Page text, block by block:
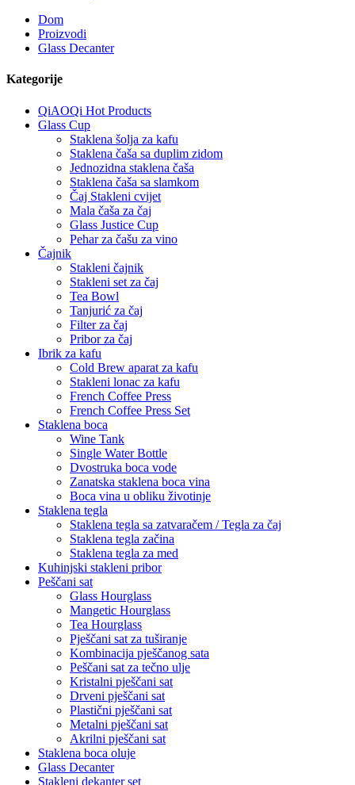
Dom
Proizvodi
Glass Decanter
Kategorije
QiAOQi Hot Products
Glass Cup
Staklena šolja za kafu
Staklena čaša sa duplim zidom
Jednozidna staklena čaša
Staklena čaša sa slamkom
Čaj Stakleni cvijet
Mala čaša za čaj
Glass Justice Cup
Pehar za čašu za vino
Čajnik
Stakleni čajnik
Stakleni set za čaj
Tea Bowl
Tanjurić za čaj
Filter za čaj
Pribor za čaj
Ibrik za kafu
Cold Brew aparat za kafu
Stakleni lonac za kafu
French Coffee Press
French Coffee Press Set
Staklena boca
Wine Tank
Single Water Bottle
Dvostruka boca vode
Zanatska staklena boca vina
Boca vina u obliku životinje
Staklena tegla
Staklena tegla sa zatvaračem / Tegla za čaj
Staklena tegla začina
Staklena tegla za med
Kuhinjski stakleni pribor
Peščani sat
Glass Hourglass
Mangetic Hourglass
Tea Hourglass
Pješčani sat za tuširanje
Kombinacija pješčanog sata
Peščani sat za tečno ulje
Kristalni pješčani sat
Drveni pješčani sat
Plastični pješčani sat
Metalni pješčani sat
Akrilni pješčani sat
Staklena boca oluje
Glass Decanter
Stakleni dekanter set